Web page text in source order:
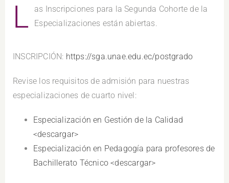
L
as Inscripciones para la Segunda Cohorte de la
Especializaciones están abiertas.
INSCRIPCIÓN: https://sga.unae.edu.ec/postgrado
Revise los requisitos de admisión para nuestras
especializaciones de cuarto nivel:
Especialización en Gestión de la Calidad
<descargar>
Especialización en Pedagogía para profesores de
Bachillerato Técnico <descargar>